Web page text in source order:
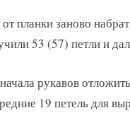
планки заново
53 (57) петли и
рукавов
19 петель для